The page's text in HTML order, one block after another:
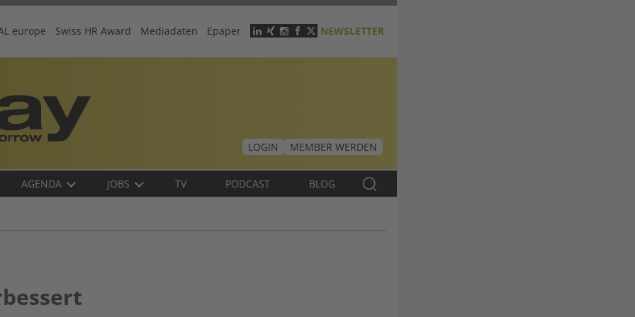
Header
menu
europe Swiss HR Award Mediadaten Epaper NEWSLETTER
LOGIN
MEMBER WERDEN
AGENDA JOBS TV PODCAST BLOG